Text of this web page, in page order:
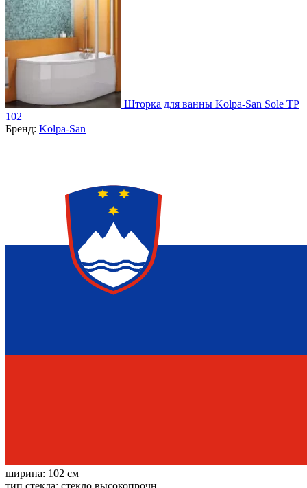
Шторка для ванны Kolpa-San Sole TP
102
Бренд: Kolpa-San
ширина: 102 см